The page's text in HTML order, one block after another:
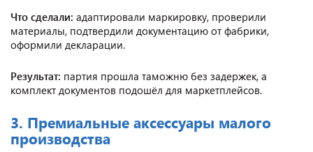
Что сделали: адаптировали маркировку, проверили
материалы, подтвердили документацию от фабрики,
оформили декларации.
Результат: партия прошла таможню без задержек, а
комплект документов подошёл для маркетплейсов.
3. Премиальные аксессуары малого
производства